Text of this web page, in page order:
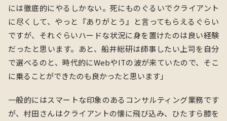
には徹底的にやるしかない。死にものぐるいでクライアント
に尽くして、やっと『ありがとう』と言ってもらえるぐらい
ですが、それぐらいハードな状況に身を置けたのは良い経験
だったと思います。あと、船井総研は師事したい上司を自分
で選べるのと、時代的にWebやITの波が来ていたので、そこ
に乗ることができたのも良かったと思います」
一般的にはスマートな印象のあるコンサルティング業務です
が、村田さんはクライアントの懐に飛び込み、ひたすら膝を